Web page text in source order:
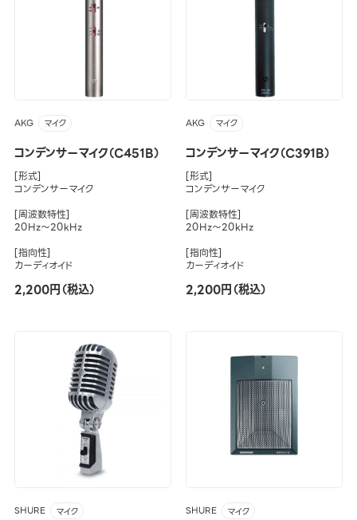
AKG マイク
コンデンサーマイク（C451B）
[形式]
コンデンサーマイク
[周波数特性]
20Hz～20kHz
[指向性]
カーディオイド
2,200円（税込）
AKG マイク
コンデンサーマイク（C391B）
[形式]
コンデンサーマイク
[周波数特性]
20Hz～20kHz
[指向性]
カーディオイド
2,200円（税込）
SHURE マイク SHURE マイク